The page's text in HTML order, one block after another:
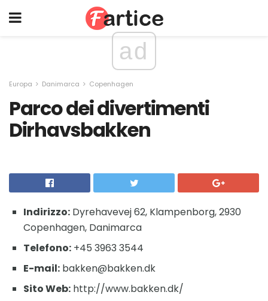
ad
Europa Danimarca Copenhagen
Parco dei divertimenti
Dirhavsbakken
Indirizzo: Dyrehavevej 62, Klampenborg, 2930
Copenhagen, Danimarca
Telefono: +45 3963 3544
E-mail: bakken@bakken.dk
Sito Web: http://www.bakken.dk/